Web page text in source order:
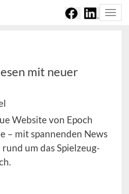
mit neuer
Website von Epoch
– mit spannenden News
um das Spielzeug-